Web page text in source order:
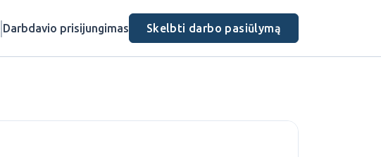
Darbdavio prisijungimas Skelbti darbo pasiūlymą